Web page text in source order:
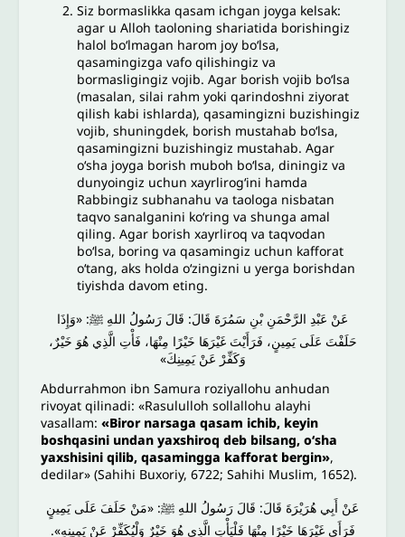
Siz bormaslikka qasam ichgan joyga kelsak:
agar u Alloh taoloning shariatida borishingiz
halol bo‘lmagan harom joy bo‘lsa,
qasamingizga vafo qilishingiz va
bormasligingiz vojib. Agar borish vojib bo‘lsa
(masalan, silai rahm yoki qarindoshni ziyorat
qilish kabi ishlarda), qasamingizni buzishingiz
vojib, shuningdek, borish mustahab bo‘lsa,
qasamingizni buzishingiz mustahab. Agar
o‘sha joyga borish muboh bo‘lsa, diningiz va
dunyoingiz uchun xayrlirog‘ini hamda
Rabbingiz subhanahu va taologa nisbatan
taqvo sanalganini ko‘ring va shunga amal
qiling. Agar borish xayrliroq va taqvodan
bo‘lsa, boring va qasamingiz uchun kafforat
oʻtang, aks holda o‘zingizni u yerga borishdan
tiyishda davom eting.
عَنْ عَبْدِ الرَّحْمَنِ بْنِ سَمُرَةَ قَالَ: قَالَ رَسُولُ اللهِ ﷺ: «وَإِذَا
حَلَفْتَ عَلَى يَمِينٍ، فَرَأَيْتَ غَيْرَهَا خَيْرًا مِنْهَا، فَأْتِ الَّذِي هُوَ خَيْرٌ،
وَكَفِّرْ عَنْ يَمِينِكَ»
Abdurrahmon ibn Samura roziyallohu anhudan
rivoyat qilinadi: «Rasululloh sollallohu alayhi
vasallam:«Biror narsaga qasam ichib, keyin
boshqasini undan yaxshiroq deb bilsang, o‘sha
yaxshisini qilib, qasamingga kafforat bergin»,
dedilar» (Sahihi Buxoriy, 6722; Sahihi Muslim, 1652).
عَنْ أَبِي هُرَيْرَةَ قَالَ: قَالَ رَسُولُ اللهِ ﷺ: «مَنْ حَلَفَ عَلَى يَمِينٍ
فَرَأَى غَيْرَهَا خَيْرًا مِنْهَا فَلْيَأْتِ الَّذِي هُوَ خَيْرٌ وَلْيُكَفِّرْ عَنْ يَمِينِهِ».